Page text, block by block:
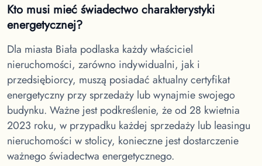
Kto musi mieć świadectwo charakterystyki
energetycznej?
Dla miasta Biała podlaska każdy właściciel
nieruchomości, zarówno indywidualni, jak i
przedsiębiorcy, muszą posiadać aktualny certyfikat
energetyczny przy sprzedaży lub wynajmie swojego
budynku. Ważne jest podkreślenie, że od 28 kwietnia
2023 roku, w przypadku każdej sprzedaży lub leasingu
nieruchomości w stolicy, konieczne jest dostarczenie
ważnego świadectwa energetycznego.